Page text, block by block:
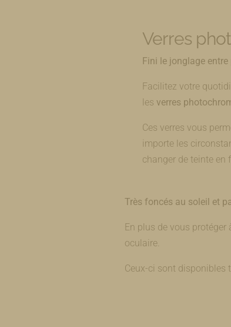
Verres
Fini le jonglage
Facilitez votre
les verres
Ces verres vous
importe les
changer de teinte en
Très foncés au soleil et
En plus de vous
oculaire.
Ceux-ci sont disponibles